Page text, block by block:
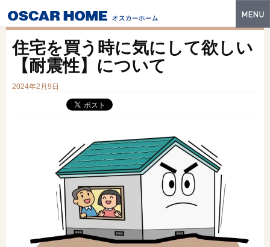
特長
イベント・モデルハウス
商品ラインナップ
建築実例
フォトギャラリー
販売中の物件
スマートセレクト
住宅を買う時に気にして欲しい
【耐震性】について
2024年2月9日